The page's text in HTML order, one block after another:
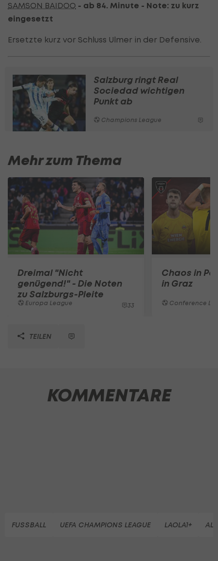
SAMSON BAIDOO - ab 84. Minute - Note: zu kurz
eingesetzt
Ersetzte kurz vor Schluss Ulmer in der Defensive.
Salzburg ringt Real
Sociedad wichtigen
Punkt ab
Champions League
Mehr zum Thema
Dreimal "Nicht
genügend!" - Die Noten
zu Salzburgs-Pleite
Europa League 33
Chaos in
in Graz
Conference
TEILEN
KOMMENTARE
FUSSBALL UEFA CHAMPIONS LEAGUE LAOLA1+